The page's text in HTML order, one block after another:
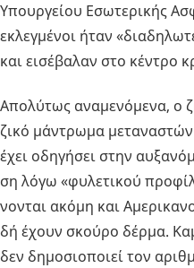
Υπουρ­γεί­ου Εσω­τε­ρι­κής
εκλεγ­μέ­νοι ήταν
και ει­σέ­βα­λαν στο κέ­ντρο
Απο­λύ­τως ανα­με­νό­με­να, ο
ζι­κό μά­ντρω­μα
έχει οδη­γή­σει στην
ση λόγω «φυ­λε­τι­κού
νο­νται ακόμη και
δή έχουν σκού­ρο δέρμα.
δεν δη­μο­σιο­ποιεί τον